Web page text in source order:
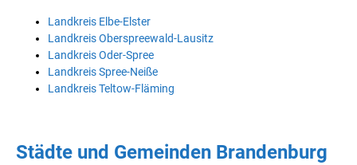
Landkreis Elbe-Elster
Landkreis Oberspreewald-Lausitz
Landkreis Oder-Spree
Landkreis Spree-Neiße
Landkreis Teltow-Fläming
Städte und Gemeinden Brandenburg